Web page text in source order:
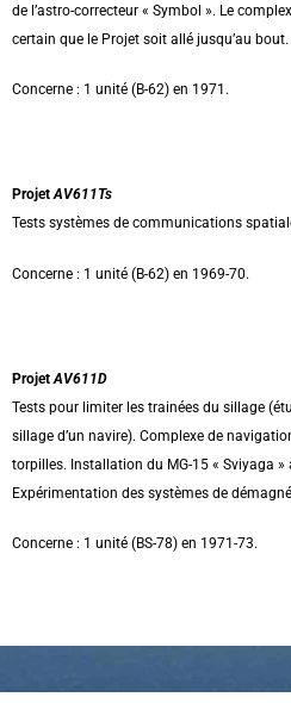
de l’astro-correcteur « Symbol ». Le
certain que le Projet soit allé jusqu’au bout.
Concerne : 1 unité (B-62) en 1971.
ProjetAV611Ts
Tests systèmes de communications
Concerne : 1 unité (B-62) en 1969-70.
Projet AV611D
Tests pour limiter les trainées du sillage
sillage d’un navire). Complexe de
torpilles. Installation du MG-15 « Sviyaga »
Expérimentation des systèmes de
Concerne : 1 unité (BS-78) en 1971-73.